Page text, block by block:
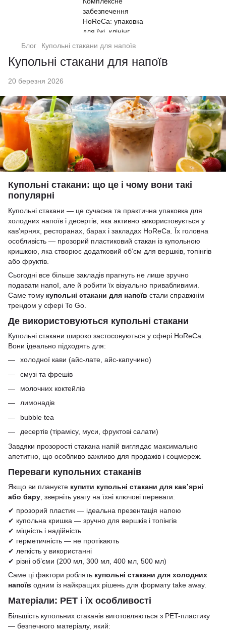
Блог Купольні стакани для напоїв
Купольні стакани для напоїв
20 березня 2026
Купольні стакани: що це і чому вони такі
популярні
Купольні стакани — це сучасна та практична упаковка для
холодних напоїв і десертів, яка активно використовується у
кав’ярнях, ресторанах, барах і закладах HoReCa. Їх головна
особливість — прозорий пластиковий стакан із купольною
кришкою, яка створює додатковий об’єм для вершків, топінгів
або фруктів.
Сьогодні все більше закладів прагнуть не лише зручно
подавати напої, але й робити їх візуально привабливими.
Саме тому купольні стакани для напоїв стали справжнім
трендом у сфері To Go.
Де використовуються купольні стакани
Купольні стакани широко застосовуються у сфері HoReCa.
Вони ідеально підходять для:
холодної кави (айс-лате, айс-капучино)
смузі та фрешів
молочних коктейлів
лимонадів
bubble tea
десертів (тірамісу, муси, фруктові салати)
Завдяки прозорості стакана напій виглядає максимально
апетитно, що особливо важливо для продажів і соцмереж.
Переваги купольних стаканів
Якщо ви плануєте купити купольні стакани для кав’ярні
або бару, зверніть увагу на їхні ключові переваги:
✔ прозорий пластик — ідеальна презентація напою
✔ купольна кришка — зручно для вершків і топінгів
✔ міцність і надійність
✔ герметичність — не протікають
✔ легкість у використанні
✔ різні об’єми (200 мл, 300 мл, 400 мл, 500 мл)
Саме ці фактори роблять купольні стакани для холодних
напоїв одним із найкращих рішень для формату take away.
Матеріали: PET і їх особливості
Більшість купольних стаканів виготовляються з PET-пластику
— безпечного матеріалу, який: